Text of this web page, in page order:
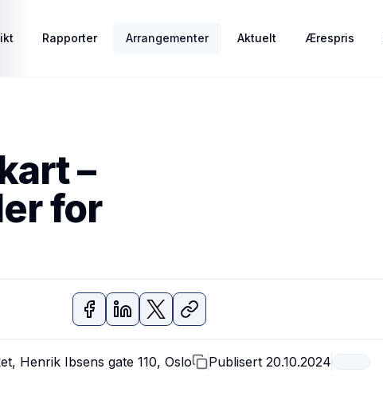
Rapporter Arrangementer Aktuelt Ærespris
–
for
Henrik Ibsens gate 110, Oslo Publisert 20.10.2024